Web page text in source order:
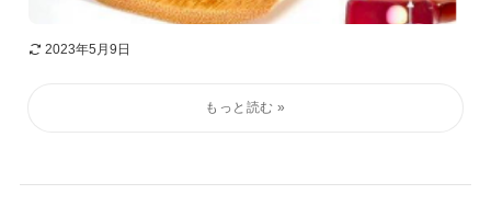
2023年5月9日